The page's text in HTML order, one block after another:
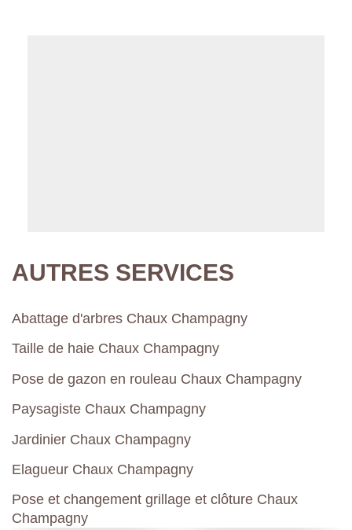
AUTRES SERVICES
Abattage d'arbres Chaux Champagny
Taille de haie Chaux Champagny
Pose de gazon en rouleau Chaux Champagny
Paysagiste Chaux Champagny
Jardinier Chaux Champagny
Elagueur Chaux Champagny
Pose et changement grillage et clôture Chaux
Champagny